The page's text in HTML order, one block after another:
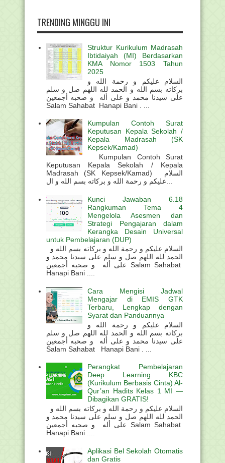
TRENDING MINGGU INI
Struktur Kurikulum Madrasah
Ibtidaiyah (MI) Berdasarkan
KMA Nomor 1503 Tahun
2025
السلام عليكم و رحمة الله و
بركاته بسم الله و الحمد لله اللهم صل و سلم
على سيدنا محمد و على أله و صحبه أجمعين
Salam Sahabat Hanapi Bani . ...
Kumpulan Contoh Surat
Keputusan Kepala Sekolah /
Kepala Madrasah (SK
Kepsek/Kamad)
Kumpulan Contoh Surat
Keputusan Kepala Sekolah / Kepala
Madrasah (SK Kepsek/Kamad) السلام
Kunci Jawaban 6.18
Rangkuman Tema 4
Mengelola Asesmen dan
Strategi Pengajaran dalam
Kerangka Desain Universal
untuk Pembelajaran (DUP)
الحمد لله اللهم صل و سلم على سيدنا محمد و
على أله و صحبه أجمعين Salam Sahabat
Hanapi Bani ....
Cara Mengisi Jadwal
Mengajar di EMIS GTK
Terbaru, Lengkap dengan
Syarat dan Panduannya
السلام عليكم و رحمة الله و
بركاته بسم الله و الحمد لله اللهم صل و سلم
على سيدنا محمد و على أله و صحبه أجمعين
Salam Sahabat Hanapi Bani . ...
Perangkat Pembelajaran
Deep Learning KBC
(Kurikulum Berbasis Cinta) Al-
Qur’an Hadits Kelas 1 MI —
Dibagikan GRATIS!
الحمد لله اللهم صل و سلم على سيدنا محمد و
على أله و صحبه أجمعين Salam Sahabat
Hanapi Bani ....
Aplikasi Bel Sekolah Otomatis
dan Gratis